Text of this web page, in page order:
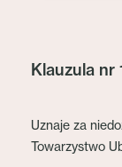
Klauzula nr
Uznaje za
Towarzystwo